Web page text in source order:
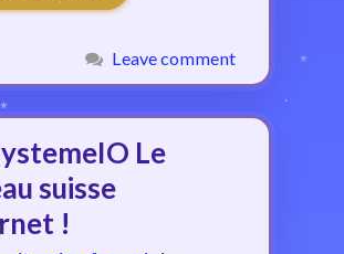
Leave comment
Le
suisse
!